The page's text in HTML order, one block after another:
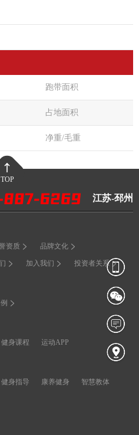
跑带面积
占地面积
净重/毛重
TOP
江苏-邳州
资质 品牌文化
加入我们 投资者关系
健身课程 运动APP
健身指导 康养健身 智慧教体